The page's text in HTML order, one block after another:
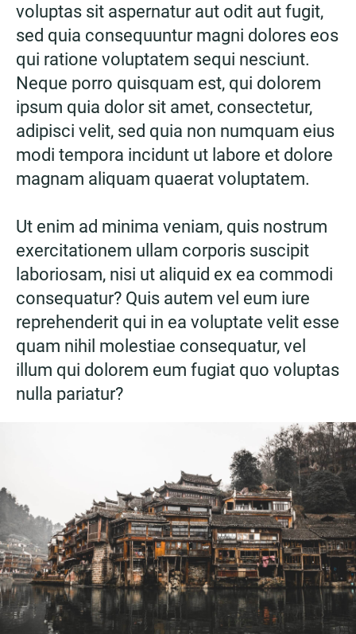
voluptas sit aspernatur aut odit aut fugit,
sed quia consequuntur magni dolores eos
qui ratione voluptatem sequi nesciunt.
Neque porro quisquam est, qui dolorem
ipsum quia dolor sit amet, consectetur,
adipisci velit, sed quia non numquam eius
modi tempora incidunt ut labore et dolore
magnam aliquam quaerat voluptatem.
Ut enim ad minima veniam, quis nostrum
exercitationem ullam corporis suscipit
laboriosam, nisi ut aliquid ex ea commodi
consequatur? Quis autem vel eum iure
reprehenderit qui in ea voluptate velit esse
quam nihil molestiae consequatur, vel
illum qui dolorem eum fugiat quo voluptas
nulla pariatur?